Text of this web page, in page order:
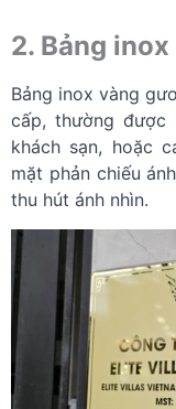
2. Bảng
Bảng inox vàng
cấp, thường được
khách sạn, hoặc
mặt phản chiếu
thu hút ánh nhìn.